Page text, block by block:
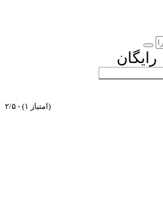
رایگان
۲/۵ - (۱ امتیاز)